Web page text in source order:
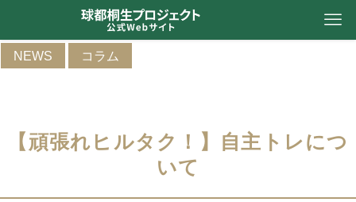
NEWS コラム
【頑張れヒルタク！】自主トレにつ
いて